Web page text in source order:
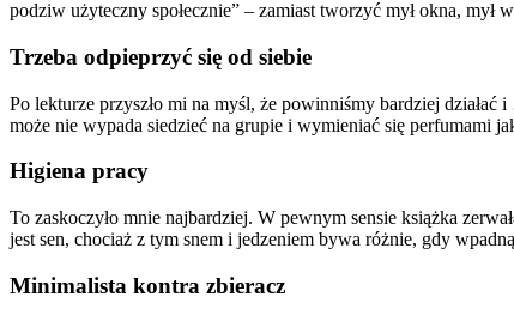
podziw użyteczny społecznie” – zamiast tworzyć mył okna,
Trzeba odpieprzyć się od siebie
Po lekturze przyszło mi na myśl, że powinniśmy bardziej
może nie wypada siedzieć na grupie i wymieniać się perfumami
Higiena pracy
To zaskoczyło mnie najbardziej. W pewnym sensie książka
jest sen, chociaż z tym snem i jedzeniem bywa różnie, gdy
Minimalista kontra zbieracz